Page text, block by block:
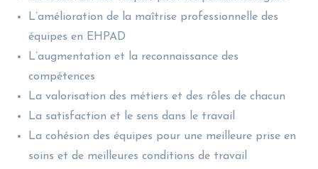
L’amélioration de la maîtrise professionnelle des
équipes en EHPAD
L’augmentation et la reconnaissance des
compétences
La valorisation des métiers et des rôles de chacun
La satisfaction et le sens dans le travail
La cohésion des équipes pour une meilleure prise en
soins et de meilleures conditions de travail